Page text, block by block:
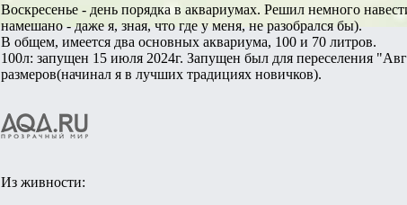
Воскресенье - день порядка в аквариумах. Решил немного
намешано - даже я, зная, что где у меня, не разобрался бы).
В общем, имеется два основных аквариума, 100 и 70 литров.
100л: запущен 15 июля 2024г. Запущен был для переселения
размеров(начинал я в лучших традициях новичков).
Из живности: